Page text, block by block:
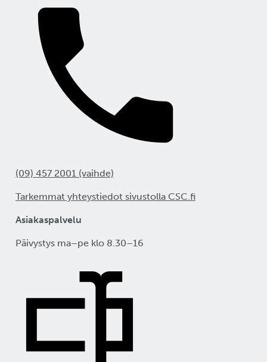
(09) 457 2001 (vaihde)
Tarkemmat yhteystiedot sivustolla CSC.fi
Asiakaspalvelu
Päivystys ma–pe klo 8.30–16